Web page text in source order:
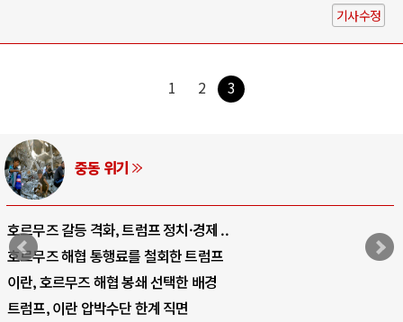
기사수정
1 2 3
중동 위기
호르무즈 갈등 격화, 트럼프 정치·경제 ..
호르무즈 해협 통행료를 철회한 트럼프
이란, 호르무즈 해협 봉쇄 선택한 배경
트럼프, 이란 압박수단 한계 직면